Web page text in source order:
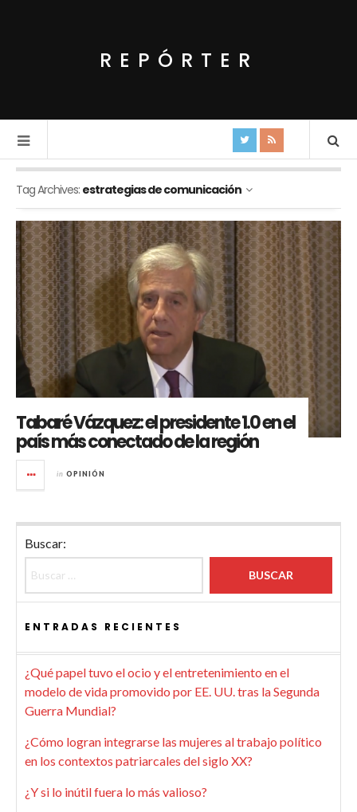
REPÓRTER
Tag Archives: estrategias de comunicación
Tabaré Vázquez: el presidente 1.0 en el
país más conectado de la región
in OPINIÓN
Buscar:
ENTRADAS RECIENTES
¿Qué papel tuvo el ocio y el entretenimiento en el
modelo de vida promovido por EE. UU. tras la Segunda
Guerra Mundial?
¿Cómo logran integrarse las mujeres al trabajo político
en los contextos patriarcales del siglo XX?
¿Y si lo inútil fuera lo más valioso?